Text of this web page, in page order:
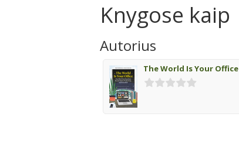
Knygose kaip
Autorius
The World Is Your Office